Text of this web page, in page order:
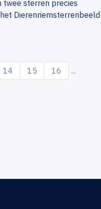
twee sterren precies
Dierenriemsterrenbeeld
14 15 16
...